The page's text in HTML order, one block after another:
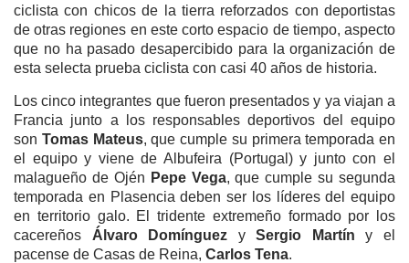
ciclista con chicos de la tierra reforzados con deportistas
de otras regiones en este corto espacio de tiempo, aspecto
que no ha pasado desapercibido para la organización de
esta selecta prueba ciclista con casi 40 años de historia.
Los cinco integrantes que fueron presentados y ya viajan a
Francia junto a los responsables deportivos del equipo
son Tomas Mateus, que cumple su primera temporada en
el equipo y viene de Albufeira (Portugal) y junto con el
malagueño de Ojén Pepe Vega, que cumple su segunda
temporada en Plasencia deben ser los líderes del equipo
en territorio galo. El tridente extremeño formado por los
cacereños Álvaro Domínguez ySergio Martín y el
pacense de Casas de Reina, Carlos Tena.